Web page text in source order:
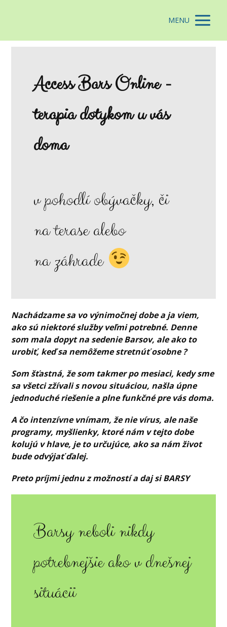
MENU
Access Bars Online -
terapia dotykom u vás
doma
v pohodlí obývačky, či
na terase alebo
na záhrade
Nachádzame sa vo výnimočnej dobe a ja viem,
ako sú niektoré služby veľmi potrebné. Denne
som mala dopyt na sedenie Barsov, ale ako to
urobiť, keď sa nemôžeme stretnúť osobne ?
Som šťastná, že som takmer po mesiaci, kedy sme
sa všetci zžívali s novou situáciou, našla úpne
jednoduché riešenie a plne funkčné pre vás doma.
A čo intenzívne vnímam, že nie vírus, ale naše
programy, myšlienky, ktoré nám v tejto dobe
kolujú v hlave, je to určujúce, ako sa nám život
bude odvýjať ďalej.
Preto príjmi jednu z možností a daj si BARSY
Barsy neboli nikdy
potrebnejšie ako v dnešnej
situácii